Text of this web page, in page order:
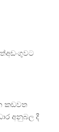
කඩවත
අනුබල දී